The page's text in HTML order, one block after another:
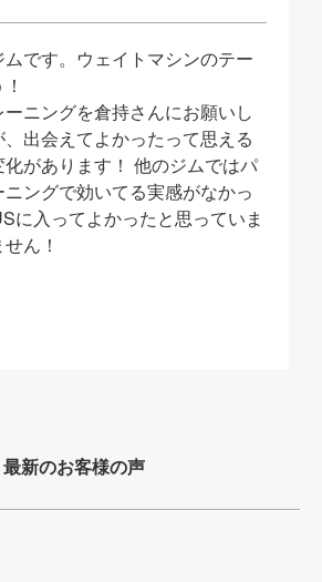
です。ウェイトマシンのテー
ニングを倉持さんにお願いし
出会えてよかったって思える
があります！ 他のジムではパ
ングで効いてる実感がなかっ
に入ってよかったと思っていま
ん！
最新のお客様の声